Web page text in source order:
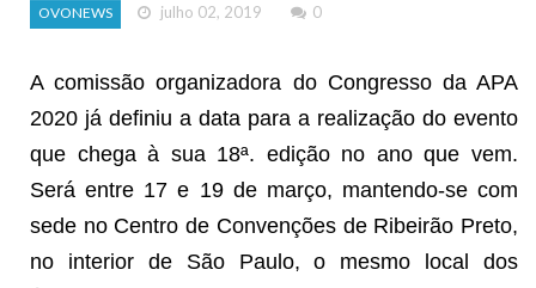
OVONEWS julho 02, 2019 0
A comissão organizadora do Congresso da APA
2020 já definiu a data para a realização do evento
que chega à sua 18ª. edição no ano que vem.
Será entre 17 e 19 de março, mantendo-se com
sede no Centro de Convenções de Ribeirão Preto,
no interior de São Paulo, o mesmo local dos